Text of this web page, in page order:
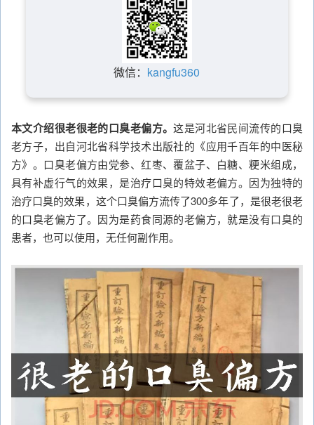
微信： kangfu360
本文介绍很老很老的口臭老偏方。这是河北省民间流传的口臭
老方子，出自河北省科学技术出版社的《应用千百年的中医秘
方》。口臭老偏方由党参、红枣、覆盆子、白糖、粳米组成，
具有补虚行气的效果，是治疗口臭的特效老偏方。因为独特的
治疗口臭的效果，这个口臭偏方流传了300多年了，是很老很老
的口臭老偏方了。因为是药食同源的老偏方，就是没有口臭的
患者，也可以使用，无任何副作用。